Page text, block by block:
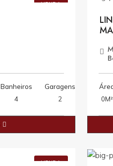
VENDA
Banheiros
4
Garagens
2
0M²
VENDA